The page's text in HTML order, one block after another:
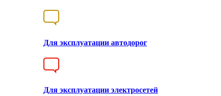
Для эксплуатации автодорог
Для эксплуатации электросетей